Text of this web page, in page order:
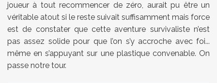
joueur à tout recommencer de zéro, aurait pu être un
véritable atout si le reste suivait suffisamment mais force
est de constater que cette aventure survivaliste n’est
pas assez solide pour que l’on s’y accroche avec foi...
même en s’appuyant sur une plastique convenable. On
passe notre tour.